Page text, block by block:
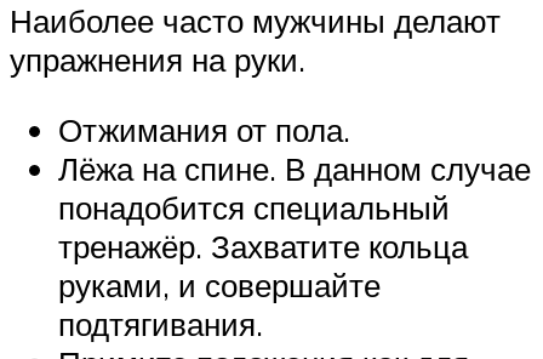
Наиболее часто мужчины делают
упражнения на руки.
Отжимания от пола.
Лёжа на спине. В данном случае
понадобится специальный
тренажёр. Захватите кольца
руками, и совершайте
подтягивания.